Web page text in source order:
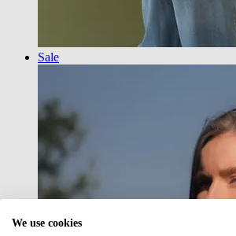
Sale
We use cookies